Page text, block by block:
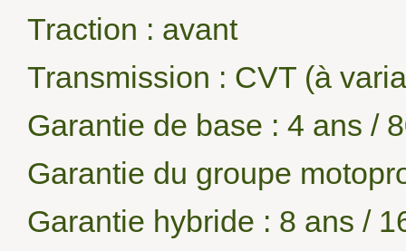
Traction : avant
Transmission : CVT (à
Garantie de base : 4 ans /
Garantie du groupe
Garantie hybride : 8 ans /